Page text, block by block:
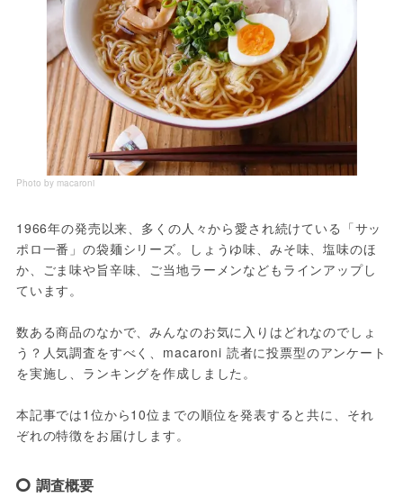
Photo by macaroni
1966年の発売以来、多くの人々から愛され続けている「サッ
ポロ一番」の袋麺シリーズ。しょうゆ味、みそ味、塩味のほ
か、ごま味や旨辛味、ご当地ラーメンなどもラインアップし
ています。
数ある商品のなかで、みんなのお気に入りはどれなのでしょ
う？人気調査をすべく、macaroni 読者に投票型のアンケート
を実施し、ランキングを作成しました。
本記事では1位から10位までの順位を発表すると共に、それ
ぞれの特徴をお届けします。
調査概要